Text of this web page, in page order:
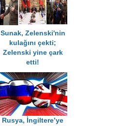
Sunak, Zelenski'nin
kulağını çekti;
Zelenski yine çark
etti!
Rusya, İngiltere’ye